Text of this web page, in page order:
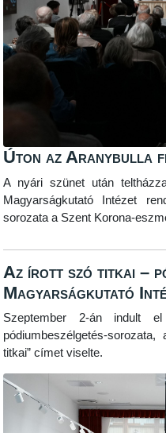
Úton az Aranybulla
A nyári szünet után
Magyarságkutató Intézet
sorozata a Szent Korona-
Az írott szó titkai –
Magyarságkutató
Szeptember 2-án indult
pódiumbeszélgetés-
titkai” címet viselte.